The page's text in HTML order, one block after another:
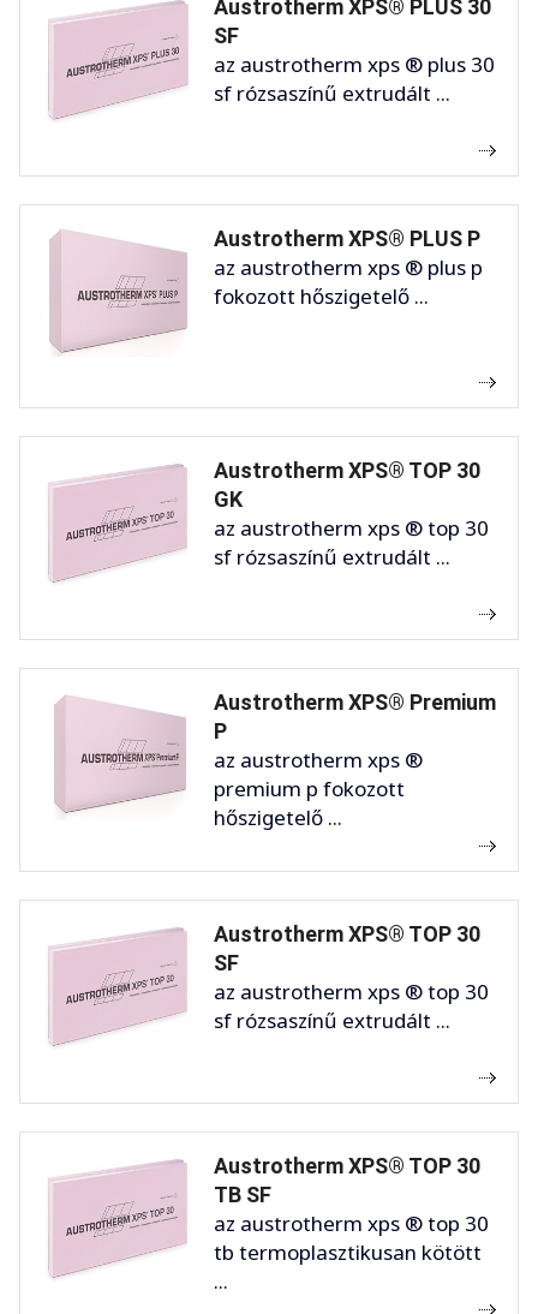
Austrotherm XPS® PLUS 30
SF
az austrotherm xps ® plus 30
sf rózsaszínű extrudált ...
Austrotherm XPS® PLUS P
az austrotherm xps ® plus p
fokozott hőszigetelő ...
Austrotherm XPS® TOP 30
GK
az austrotherm xps ® top 30
sf rózsaszínű extrudált ...
Austrotherm XPS® Premium
P
az austrotherm xps ®
premium p fokozott
hőszigetelő ...
Austrotherm XPS® TOP 30
SF
az austrotherm xps ® top 30
sf rózsaszínű extrudált ...
Austrotherm XPS® TOP 30
TB SF
az austrotherm xps ® top 30
tb termoplasztikusan kötött
...